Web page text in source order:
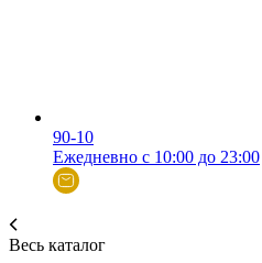
90-10
Ежедневно с 10:00 до 23:00
Весь каталог